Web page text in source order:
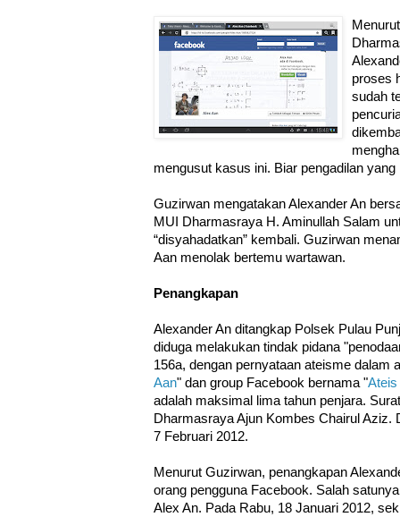
proses
sudah
mengusut kasus ini. Biar pengadilan yang
Guzirwan mengatakan Alexander An
MUI Dharmasraya H. Aminullah Salam
“disyahadatkan” kembali. Guzirwan
Aan menolak bertemu wartawan.
Penangkapan
Alexander An ditangkap Polsek Pulau
diduga melakukan tindak pidana
156a, dengan pernyataan ateisme dalam
Aan" dan group Facebook bernama "Ateis
adalah maksimal lima tahun penjara.
Dharmasraya Ajun Kombes Chairul Aziz.
7 Februari 2012.
Menurut Guzirwan, penangkapan
orang pengguna Facebook. Salah
Alex An. Pada Rabu, 18 Januari 2012,